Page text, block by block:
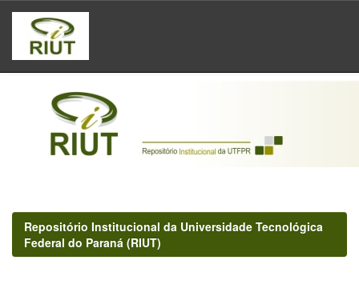
Skip
navigation
Repositório Institucional da Universidade Tecnológica
Federal do Paraná (RIUT)